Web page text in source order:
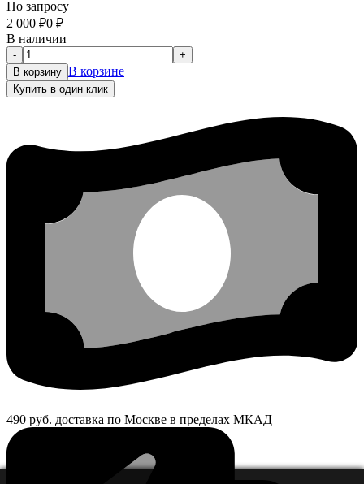
По запросу
2 000 ₽0 ₽
В наличии
-
+
В корзину В корзине
Купить в один клик
490 руб. доставка по Москве в пределах МКАД